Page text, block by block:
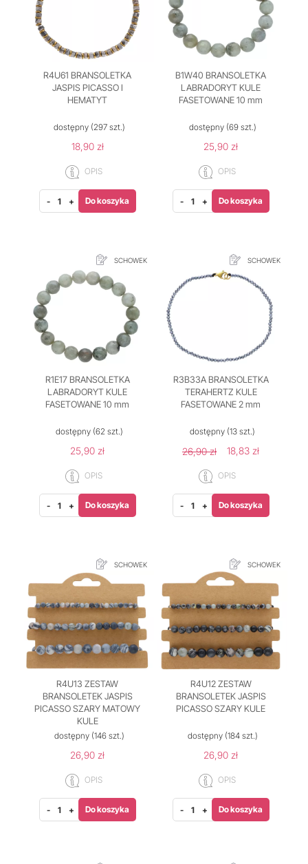
R4U61 BRANSOLETKA
JASPIS PICASSO I
HEMATYT
dostępny(297 szt.)
18,90 zł
OPIS
- + Do koszyka
B1W40 BRANSOLETKA
LABRADORYT KULE
FASETOWANE 10 mm
dostępny(69 szt.)
25,90 zł
OPIS
- + Do koszyka
SCHOWEK
R1E17 BRANSOLETKA
LABRADORYT KULE
FASETOWANE 10 mm
dostępny(62 szt.)
25,90 zł
OPIS
- + Do koszyka
SCHOWEK
R3B33A BRANSOLETKA
TERAHERTZ KULE
FASETOWANE 2 mm
dostępny (13 szt.)
26,90 zł 18,83 zł
OPIS
- + Do koszyka
SCHOWEK
R4U13 ZESTAW
BRANSOLETEK JASPIS
PICASSO SZARY MATOWY
KULE
dostępny(146 szt.)
26,90 zł
OPIS
- + Do koszyka
SCHOWEK
R4U12 ZESTAW
BRANSOLETEK JASPIS
PICASSO SZARY KULE
dostępny(184 szt.)
26,90 zł
OPIS
- + Do koszyka